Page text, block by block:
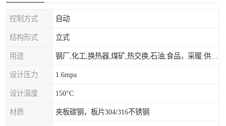
控制方式 自动
结构形式 立式
用途
设计压力 1.6mpa
设计温度 150°C
材质 夹板碳钢，板片304/316不锈钢